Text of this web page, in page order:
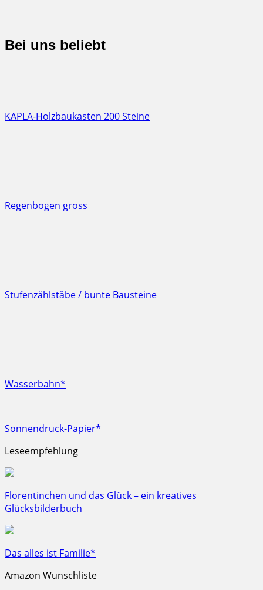
Bei uns beliebt
KAPLA-Holzbaukasten 200 Steine
Regenbogen gross
Stufenzählstäbe / bunte Bausteine
Wasserbahn*
Sonnendruck-Papier*
Leseempfehlung
Florentinchen und das Glück – ein kreatives
Glücksbilderbuch
Das alles ist Familie*
Amazon Wunschliste